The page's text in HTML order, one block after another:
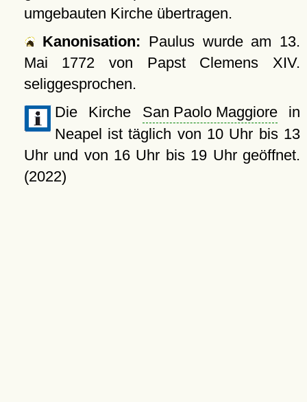
umgebauten Kirche übertragen.
Kanonisation: Paulus wurde am 13.
Mai 1772 von Papst Clemens XIV.
seliggesprochen.
Die Kirche San Paolo Maggiorein
Neapel ist täglich von 10 Uhr bis 13
Uhr und von 16 Uhr bis 19 Uhr geöffnet.
(2022)